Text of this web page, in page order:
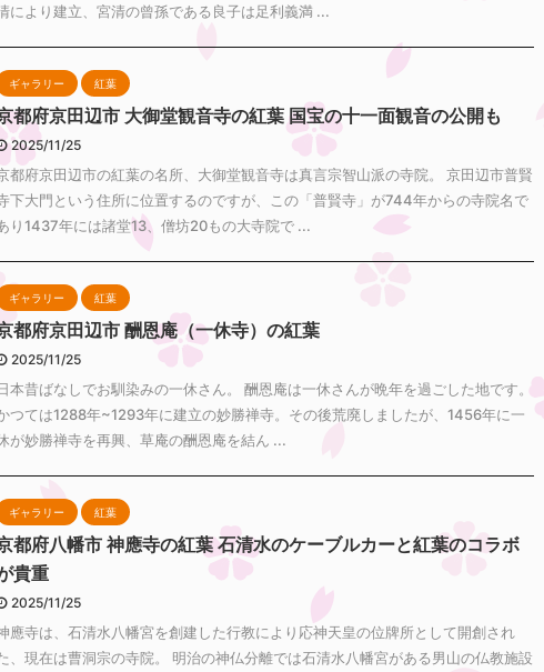
により建立、宮清の曾孫である良子は足利義満 ...
ギャラリー 紅葉
都府京田辺市 大御堂観音寺の紅葉 国宝の十一面観音の公開も
2025/11/25
都府京田辺市の紅葉の名所、大御堂観音寺は真言宗智山派の寺院。 京田辺市普賢
下大門という住所に位置するのですが、この「普賢寺」が744年からの寺院名で
り1437年には諸堂13、僧坊20もの大寺院で ...
ギャラリー 紅葉
都府京田辺市 酬恩庵（一休寺）の紅葉
2025/11/25
本昔ばなしでお馴染みの一休さん。 酬恩庵は一休さんが晩年を過ごした地です。
つては1288年~1293年に建立の妙勝禅寺。その後荒廃しましたが、1456年に一
が妙勝禅寺を再興、草庵の酬恩庵を結ん ...
ギャラリー 紅葉
都府八幡市 神應寺の紅葉 石清水のケーブルカーと紅葉のコラボ
貴重
2025/11/25
應寺は、石清水八幡宮を創建した行教により応神天皇の位牌所として開創され
、現在は曹洞宗の寺院。 明治の神仏分離では石清水八幡宮がある男山の仏教施設